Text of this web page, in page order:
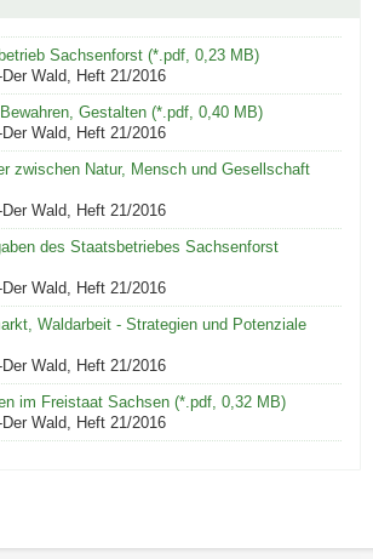
Sachsenforst (*.pdf, 0,23 MB)
Wald, Heft 21/2016
Gestalten (*.pdf, 0,40 MB)
Wald, Heft 21/2016
zwischen Natur, Mensch und Gesellschaft
Wald, Heft 21/2016
des Staatsbetriebes Sachsenforst
Wald, Heft 21/2016
Waldarbeit - Strategien und Potenziale
Wald, Heft 21/2016
im Freistaat Sachsen (*.pdf, 0,32 MB)
Wald, Heft 21/2016